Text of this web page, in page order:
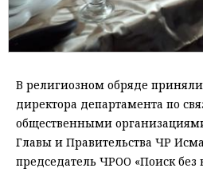
В религиозном обряде приняли
директора департамента по
общественными
Главы и Правительства ЧР
председатель ЧРОО «Поиск без